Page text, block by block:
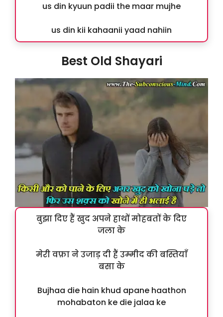
us din kyuun padii the maar mujhe
us din kii kahaanii yaad nahiin
Best Old Shayari
बुझा दिए हैं खुद अपने हाथों मोहबतों के दिए
जला के
मेरी वफ़ा ने उजाड़ दी हैं उम्मीद की बस्तियाँ
बसा के
Bujhaa die hain khud apane haathon
mohabaton ke die jalaa ke